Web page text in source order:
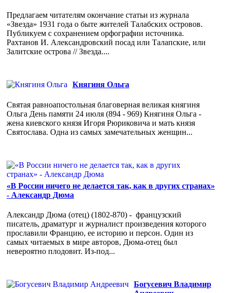
Предлагаем читателям окончание статьи из журнала
«Звезда» 1931 года о быте жителей Талабских островов.
Публикуем с сохранением орфографии источника.
Рахтанов И. Александровский посад или Талапские, или
Залитские острова // Звезда....
Княгиня Ольга
Святая равноапостольная благоверная великая княгиня
Ольга День памяти 24 июля (894 - 969) Княгиня Ольга -
жена киевского князя Игоря Рюриковича и мать князя
Святослава. Одна из самых замечательных женщин...
«В России ничего не делается так, как в других странах»
- Александр Дюма
Александр Дюма (отец) (1802-870) - французский
писатель, драматург и журналист произведения которого
прославили Францию, ее историю и персон. Один из
самых читаемых в мире авторов, Дюма-отец был
невероятно плодовит. Из-под...
Богусевич Владимир